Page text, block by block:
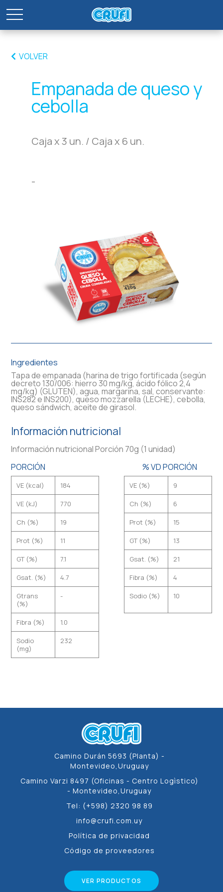
VOLVER
Empanada de queso y
cebolla
Caja x 3 un. / Caja x 6 un.
-
Ingredientes
Tapa de empanada (harina de trigo fortificada (según
decreto 130/006: hierro 30 mg/kg, ácido fólico 2,4
mg/kg) (GLUTEN), agua, margarina, sal, conservante:
INS282 e INS200), queso mozzarella (LECHE), cebolla,
queso sándwich, aceite de girasol.
Información nutricional
Información nutricional Porción 70g (1 unidad)
PORCIÓN
% VD PORCIÓN
VE (kcal) 184 VE (%) 9
VE (kJ) 770 Ch (%) 6
Ch (%) 19 Prot (%) 15
Prot (%) 11 GT (%) 13
GT (%) 7.1 Gsat. (%) 21
Gsat. (%) 4.7 Fibra (%) 4
Gtrans
(%)
- Sodio (%) 10
Fibra (%) 1.0
Sodio
(mg)
232
Camino Durán 5693 (Planta) -
Montevideo,Uruguay
Camino Varzi 8497 (Oficinas - Centro Logìstico)
- Montevideo,Uruguay
Tel: (+598) 2320 98 89
info@crufi.com.uy
Política de privacidad
Código de proveedores
VER PRODUCTOS